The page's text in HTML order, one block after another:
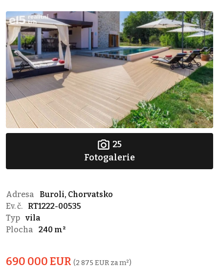
25
Fotogalerie
Adresa
Buroli, Chorvatsko
Ev. č.
RT1222-00535
Typ vila
Plocha
240 m²
690 000 EUR (2 875 EUR za m²)